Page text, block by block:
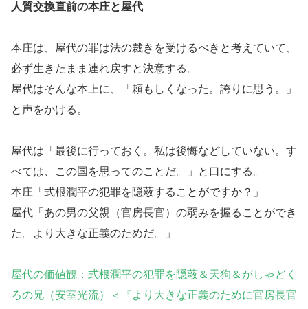
人質交換直前の本庄と屋代
本庄は、屋代の罪は法の裁きを受けるべきと考えていて、
必ず生きたまま連れ戻すと決意する。
屋代はそんな本上に、「頼もしくなった。誇りに思う。」
と声をかける。
屋代は「最後に行っておく。私は後悔などしていない。す
べては、この国を思ってのことだ。」と口にする。
本庄「式根潤平の犯罪を隠蔽することがですか？」
屋代「あの男の父親（官房長官）の弱みを握ることができ
た。より大きな正義のためだ。」
屋代の価値観：式根潤平の犯罪を隠蔽＆天狗＆がしゃどく
ろの兄（安室光流）＜『より大きな正義のために官房長官